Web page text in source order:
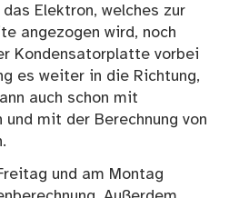
Elektron, welches zur
angezogen wird, noch
Kondensatorplatte vorbei
es weiter in die Richtung,
auch schon mit
und mit der Berechnung von
und am Montag